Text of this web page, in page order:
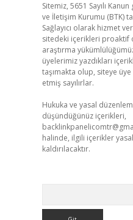
Sitemiz, 5651 Sayılı
ve İletişim Kurumu (BTK)
Sağlayıcı olarak hizmet
sitedeki içerikleri proaktif
araştırma
üyelerimiz yazdıkları
taşımakta olup, siteye
etmiş sayılırlar.
Hukuka ve yasal
düşündüğünüz içerikleri,
halinde, ilgili içerikler
kaldırılacaktır.